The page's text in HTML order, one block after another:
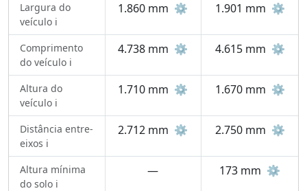
Largura do
veículo ℹ️
1.860 mm ⚙️ 1.901 mm ⚙️
Comprimento
do veículo ℹ️
4.738 mm ⚙️ 4.615 mm ⚙️
Altura do
veículo ℹ️
1.710 mm ⚙️ 1.670 mm ⚙️
Distância entre-
eixos ℹ️
2.712 mm ⚙️ 2.750 mm ⚙️
Altura mínima
do solo ℹ️
— 173 mm ⚙️